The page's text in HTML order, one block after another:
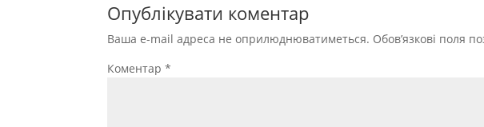
Опублікувати коментар
Ваша e-mail адреса не оприлюднюватиметься. Обов’язкові поля
Коментар*